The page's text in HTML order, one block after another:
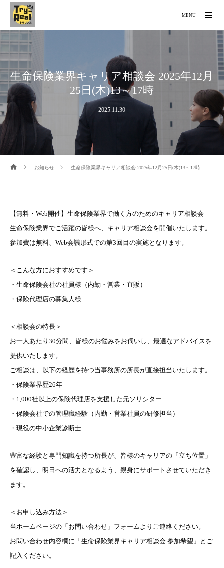
生命保険業界キャリア相談会 2025年12月
25日(木)13～17時
2025.11.30
お知らせ 生命保険業界キャリア相談会 2025年12月25日(木)13～17時
【無料・Web開催】生命保険業界で働く方のためのキャリア相談会
生命保険業界でご活躍の皆様へ、キャリア相談会を開催いたします。
参加費は無料、Web会議形式での第3回目の実施となります。
＜こんな方におすすめです＞
・生命保険会社の社員様（内勤・営業・直販）
・保険代理店の募集人様
＜相談会の特長＞
お一人あたり30分間、皆様のお悩みをお伺いし、最適なアドバイスを
提供いたします。
ご相談は、以下の経歴を持つ当事務所の所長が直接担当いたします。
・保険業界歴26年
・1,000社以上の保険代理店を支援した元ソリシター
・保険会社での管理職経験（内勤・営業社員の研修担当）
・現役の中小企業診断士
豊富な経験と専門知識を持つ所長が、皆様のキャリアの「立ち位置」
を確認し、明日への活力となるよう、親身にサポートさせていただき
ます。
＜お申し込み方法＞
当ホームページの「お問い合わせ」フォームよりご連絡ください。
お問い合わせ内容欄に「生命保険業界キャリア相談会 参加希望」とご
記入ください。
MENU